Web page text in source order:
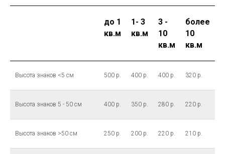
до 1
кв.м
1- 3
кв.м
3 -
10
кв.м
более
10
кв.м
Высота знаков <5 см 500 р. 400 р. 400 р. 320 р.
Высота знаков 5 - 50 см 400 р. 350 р. 280 р. 220 р.
Высота знаков >50 см 250 р. 200 р. 220 р. 210 р.